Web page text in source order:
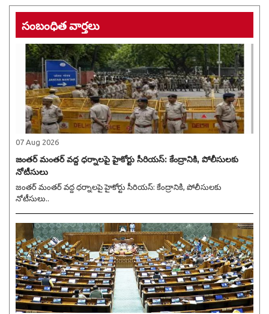
సంబంధిత వార్తలు
07 Aug 2026
జంతర్ మంతర్ వద్ద ధర్నాలపై హైకోర్టు సీరియస్: కేంద్రానికి, పోలీసులకు
నోటీసులు
జంతర్ మంతర్ వద్ద ధర్నాలపై హైకోర్టు సీరియస్: కేంద్రానికి, పోలీసులకు
నోటీసులు..